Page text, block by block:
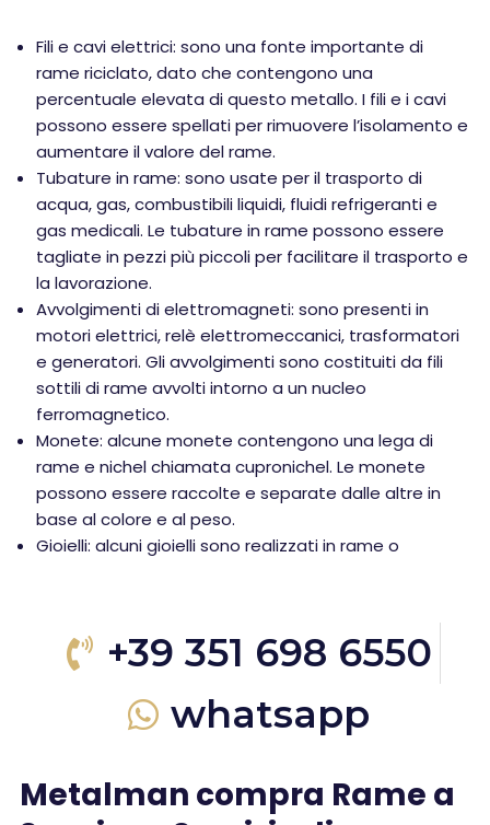
Fili e cavi elettrici: sono una fonte importante di
rame riciclato, dato che contengono una
percentuale elevata di questo metallo. I fili e i cavi
possono essere spellati per rimuovere l’isolamento e
aumentare il valore del rame.
Tubature in rame: sono usate per il trasporto di
acqua, gas, combustibili liquidi, fluidi refrigeranti e
gas medicali. Le tubature in rame possono essere
tagliate in pezzi più piccoli per facilitare il trasporto e
la lavorazione.
Avvolgimenti di elettromagneti: sono presenti in
motori elettrici, relè elettromeccanici, trasformatori
e generatori. Gli avvolgimenti sono costituiti da fili
sottili di rame avvolti intorno a un nucleo
ferromagnetico.
Monete: alcune monete contengono una lega di
rame e nichel chiamata cupronichel. Le monete
possono essere raccolte e separate dalle altre in
base al colore e al peso.
Gioielli: alcuni gioielli sono realizzati in rame o
+39 351 698 6550
whatsapp
Metalman compra Rame a